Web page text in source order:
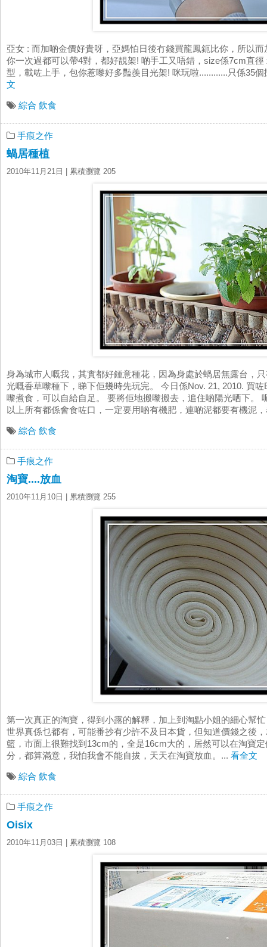
亞女 : 而加啲金價好貴呀，亞媽怕日後冇錢買龍鳳鈪比你，所以
你一次過都可以帶4對，都好靚架! 啲手工又唔錯，size係7cm直
型，載咗上手，包你惹嚟好多豔羨目光架! 咪玩啦............只係35
文
綜合 飲食
手痕之作
蝸居種植
2010年11月21日 | 累積瀏覽 205
身為城市人嘅我，其實都好鍾意種花，因為身處於蝸居無露台，
光嘅香草嚟種下，睇下佢幾時先玩完。 今日係Nov. 21, 2010. 買
嚟煮食，可以自給自足。 要將佢地搬嚟搬去，追住啲陽光哂下。
以上所有都係會食咗口，一定要用啲有機肥，連啲泥都要有機泥
綜合 飲食
手痕之作
淘寶....放血
2010年11月10日 | 累積瀏覽 255
第一次真正的淘寶，得到小露的解釋，加上到淘點小姐的細心幫
世界真係乜都有，可能番抄有少許不及日本貨，但知道價錢之後
籃，市面上很難找到13cm的，全是16cm大的，居然可以在淘寶
分，都算滿意，我怕我會不能自拔，天天在淘寶放血。... 看全文
綜合 飲食
手痕之作
Oisix
2010年11月03日 | 累積瀏覽 108